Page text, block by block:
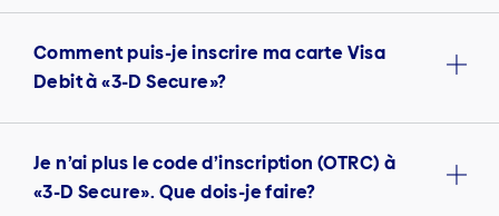
Comment puis-je inscrire ma carte Visa
Debit à «3-D Secure»?
Je n’ai plus le code d’inscription (OTRC) à
«3-D Secure». Que dois-je faire?